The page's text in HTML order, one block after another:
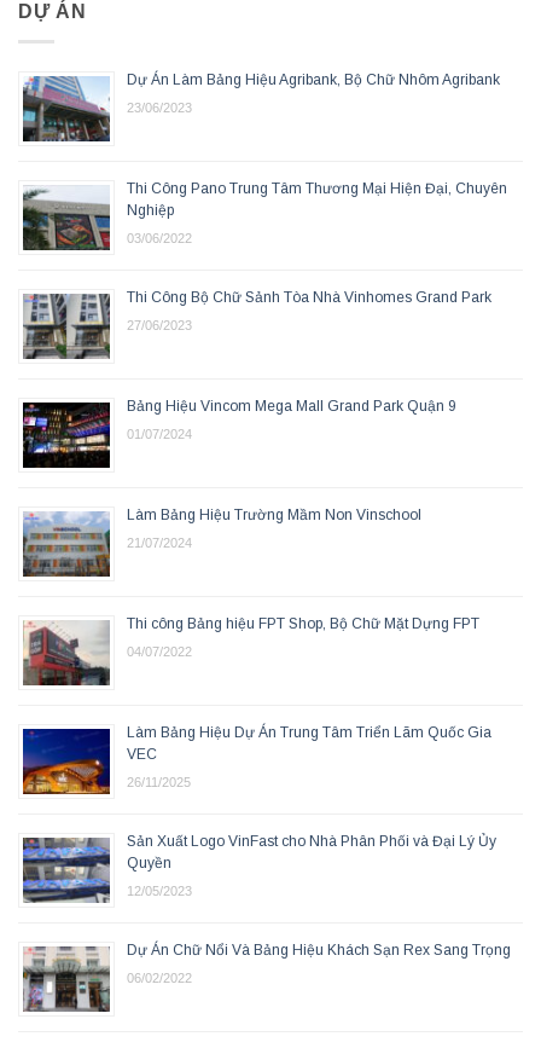
DỰ ÁN
Dự Án Làm Bảng Hiệu Agribank, Bộ Chữ Nhôm Agribank
23/06/2023
Thi Công Pano Trung Tâm Thương Mại Hiện Đại, Chuyên
Nghiệp
03/06/2022
Thi Công Bộ Chữ Sảnh Tòa Nhà Vinhomes Grand Park
27/06/2023
Bảng Hiệu Vincom Mega Mall Grand Park Quận 9
01/07/2024
Làm Bảng Hiệu Trường Mầm Non Vinschool
21/07/2024
Thi công Bảng hiệu FPT Shop, Bộ Chữ Mặt Dựng FPT
04/07/2022
Làm Bảng Hiệu Dự Án Trung Tâm Triển Lãm Quốc Gia
VEC
26/11/2025
Sản Xuất Logo VinFast cho Nhà Phân Phối và Đại Lý Ủy
Quyền
12/05/2023
Dự Án Chữ Nổi Và Bảng Hiệu Khách Sạn Rex Sang Trọng
06/02/2022